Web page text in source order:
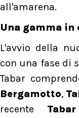
all'amarena.
Una gamma in
L'avvio della
con una fase di
Tabar
Bergamotto,
recente